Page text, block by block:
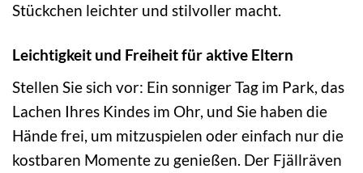
Stückchen leichter und stilvoller macht.
Leichtigkeit und Freiheit für aktive Eltern
Stellen Sie sich vor: Ein sonniger Tag im Park, das
Lachen Ihres Kindes im Ohr, und Sie haben die
Hände frei, um mitzuspielen oder einfach nur die
kostbaren Momente zu genießen. Der Fjällräven